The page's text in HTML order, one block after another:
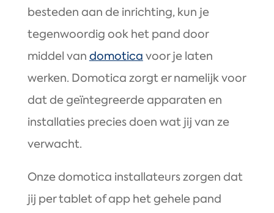
besteden aan de inrichting, kun je
tegenwoordig ook het pand door
middel van domotica voor je laten
werken. Domotica zorgt er namelijk voor
dat de geïntegreerde apparaten en
installaties precies doen wat jij van ze
verwacht.
Onze domotica installateurs zorgen dat
jij per tablet of app het gehele pand